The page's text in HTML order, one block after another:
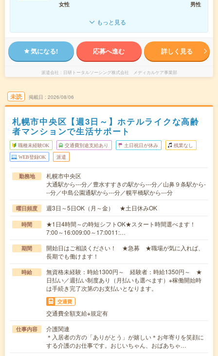
女性
男性
もっと見る
気になる! 応募へ進む 詳しく見る
派遣会社 日研トータルソーシング株式会社 メディカルケア事業部
未読 掲載日 2026/08/06
札幌市中央区【週3日～】ホテルライクな高齢
者マンションで生活サポート
職種未経験OK 交通費別途支給あり 土日祝日が休み 残業なし
WEB登録OK 派遣
勤務地
札幌市中央区
大通駅から---分／豊水すすきの駅から---分／山鼻９条駅から-
--分／中島公園通駅から---分／幌平橋駅から---分
曜日頻度 週3日～5日OK（月～金） ★土日休みOK
時間
★1日4時間～の時短シフトOK★スタート時間選べます！
7:00～16:009:00～17:0011:…
期間
開始日はご相談ください！ ★急募 ★職場が気に入れば、
長期でも働けます！
時給
無資格未経験：時給1300円～ 経験者：時給1350円～ ★
日払い／週払い制度あり（月払いも選べます）※稼働開始時
は手続き完了次第のお支払いとなります。
交通費
交通費全額支給※規定有
仕事内容
介護関連
＊入居者の方の「ありがとう」が嬉しい＊お年寄りを笑顔に
する介護のお仕事です。おじいちゃん、おばあちゃ…